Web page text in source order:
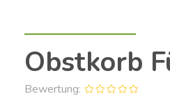
Obstkorb
Bewertung: